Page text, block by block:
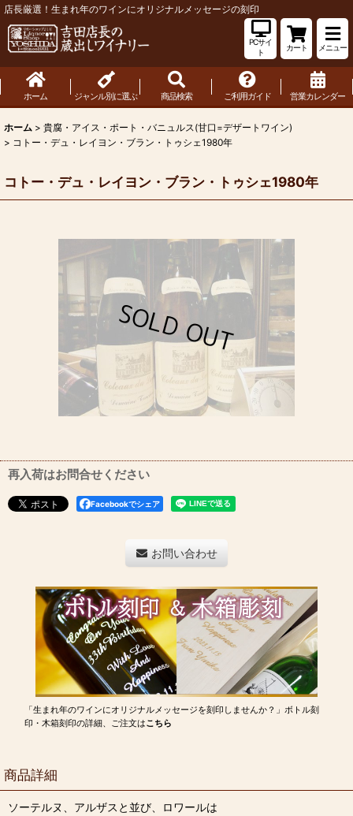
店長厳選！生まれ年のワインにオリジナルメッセージの刻印
PCサイ
ト
カート メニュー
ホーム ジャンル別に選ぶ 商品検索 ご利用ガイド 営業カレンダー
ホーム > 貴腐・アイス・ポート・バニュルス(甘口=デザートワイン)
> コトー・デュ・レイヨン・ブラン・トゥシェ1980年
コトー・デュ・レイヨン・ブラン・トゥシェ1980年
再入荷はお問合せください
Facebookでシェア
お問い合わせ
「生まれ年のワインにオリジナルメッセージを刻印しませんか？」ボトル刻
印・木箱刻印の詳細、ご注文はこちら
商品詳細
ソーテルヌ、アルザスと並び、ロワールは